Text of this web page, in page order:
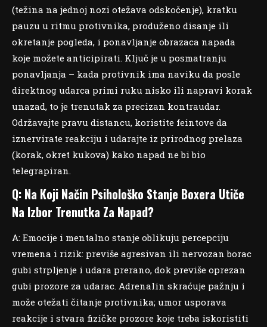
(težina na jednoj nozi otežava odskočenje), kratku
pauzu u ritmu protivnika, produženo disanje ili
okretanje pogleda, i ponavljanje obrazaca napada
koje možete anticipirati. Ključ je u posmatranju
ponavljanja – kada protivnik ima naviku da posle
direktnog udarca primi ruku nisko ili napravi korak
unazad, to je trenutak za precizan kontraudar.
Održavajte pravu distancu, koristite feintove da
iznervirate reakciju i udarajte iz prirodnog prelaza
(korak, okret kukova) kako napad ne bi bio
telegrapiran.
Q: Na Koji Način Psihološko Stanje Boxera Utiče
Na Izbor Trenutka Za Napad?
A: Emocije i mentalno stanje oblikuju percepciju
vremena i rizik: previše agresivan ili nervozan borac
gubi strpljenje i udara prerano, dok previše oprezan
gubi prozore za udarac. Adrenalin skraćuje pažnju i
može otežati čitanje protivnika; umor usporava
reakcije i stvara fizičke prozore koje treba iskoristiti